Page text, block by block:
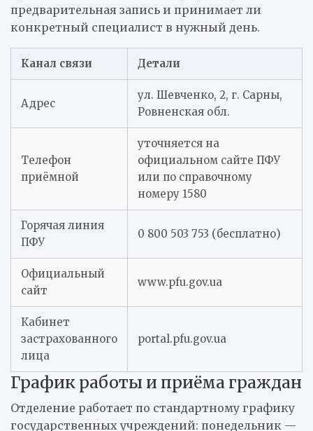
предварительная запись и принимает ли
конкретный специалист в нужный день.
Канал связи Детали
Адрес
ул. Шевченко, 2, г. Сарны,
Ровненская обл.
Телефон
приёмной
уточняется на
официальном сайте ПФУ
или по справочному
номеру 1580
Горячая линия
ПФУ
0 800 503 753 (бесплатно)
Официальный
сайт
www.pfu.gov.ua
Кабинет
застрахованного
лица
portal.pfu.gov.ua
График работы и приёма граждан
Отделение работает по стандартному графику
государственных учреждений: понедельник —